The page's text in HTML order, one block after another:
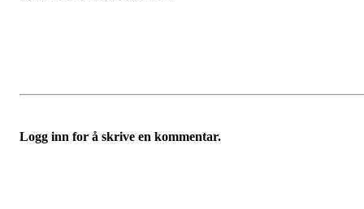
Logg inn for å skrive en kommentar.